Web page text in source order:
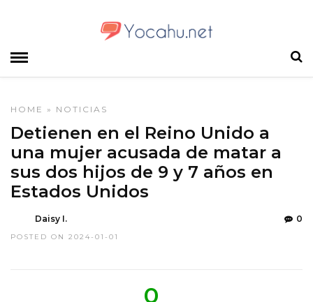
HOME » NOTICIAS
Detienen en el Reino Unido a
una mujer acusada de matar a
sus dos hijos de 9 y 7 años en
Estados Unidos
Daisy I.
POSTED ON 2024-01-01
0
0